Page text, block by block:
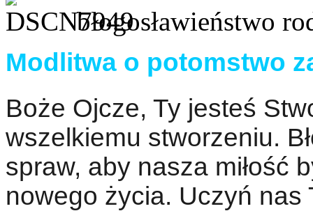
błogosławieństwo
Modlitwa o potomstwo
Boże Ojcze, Ty jesteś
wszelkiemu stworzeniu.
spraw, aby nasza miłość
nowego życia. Uczyń nas